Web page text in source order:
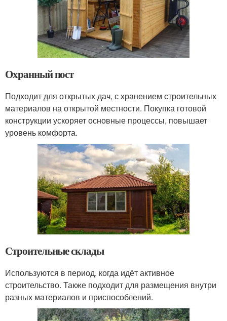
Охранный пост
Подходит для открытых дач, с хранением строительных
материалов на открытой местности. Покупка готовой
конструкции ускоряет основные процессы, повышает
уровень комфорта.
Строительные склады
Используются в период, когда идёт активное
строительство. Также подходит для размещения внутри
разных материалов и приспособлений.